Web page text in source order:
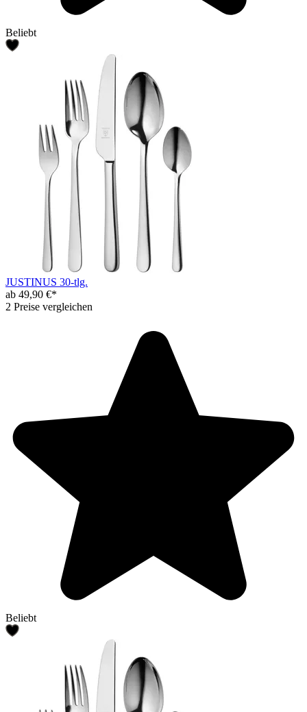
Beliebt
JUSTINUS 30-tlg.
ab 49,90 €*
2 Preise vergleichen
Beliebt